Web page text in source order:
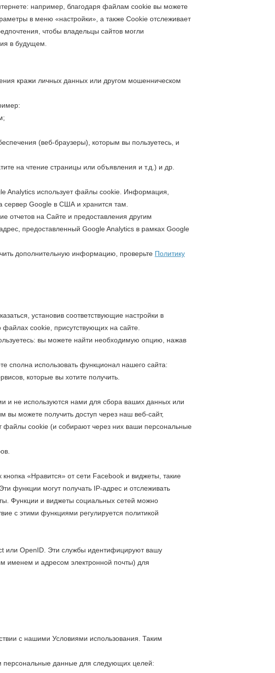
например, благодаря файлам cookie вы можете
в меню «настройки», а также Cookie отслеживает
чтобы владельцы сайтов могли
в будущем.
кражи личных данных или другом мошенническом
(веб-браузеры), которым вы пользуетесь, и
на чтение страницы или объявления и т.д.) и др.
Analytics использует файлы cookie. Информация,
сервер Google в США и хранится там.
отчетов на Сайте и предоставления другим
предоставленный Google Analytics в рамках Google
дополнительную информацию, проверьте Политику
установив соответствующие настройки в
cookie, присутствующих на сайте.
вы можете найти необходимую опцию, нажав
сполна использовать функционал нашего сайта:
которые вы хотите получить.
и не используются нами для сбора ваших данных или
вы можете получить доступ через наш веб-сайт,
файлы cookie (и собирают через них ваши персональные
«Нравится» от сети Facebook и виджеты, такие
функции могут получать IP-адрес и отслеживать
Функции и виджеты социальных сетей можно
с этими функциями регулируется политикой
или OpenID. Эти службы идентифицируют вашу
именем и адресом электронной почты) для
с нашими Условиями использования. Таким
данные для следующих целей: